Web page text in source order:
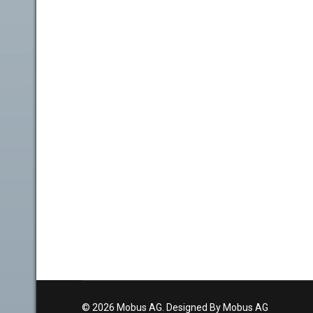
© 2026 Mobus AG. Designed By Mobus AG